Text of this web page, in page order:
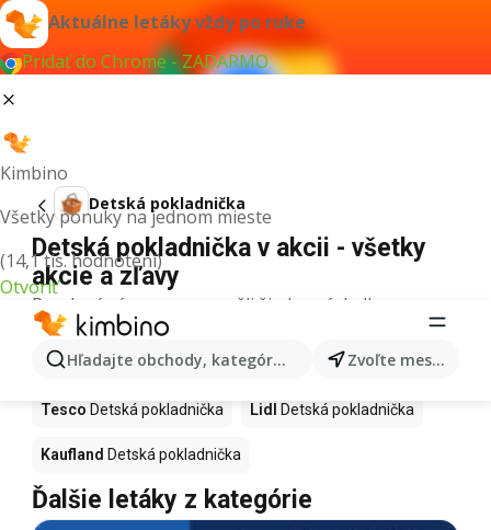
Aktuálne letáky vždy po ruke
Pridať do Chrome - ZADARMO
Kimbino
Všetky ponuky na jednom mieste
(14,1 tis. hodnotení)
Otvoriť
Hľadajte obchody, kategórie, produkty... Zvoľte mesto
Detská pokladnička
Detská pokladnička v akcii - všetky
akcie a zľavy
Pre daný výraz sme nenašli žiadne výsledky.
Detská pokladnička v akcii - Kde
kúpiť?
Tesco Detská pokladnička Lidl Detská pokladnička
Kaufland Detská pokladnička
Ďalšie letáky z kategórie